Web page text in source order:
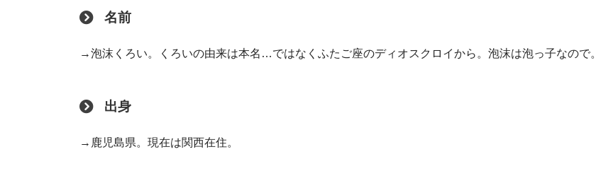
名前
→泡沫くろい。くろいの由来は本名…ではなくふたご座のディオスクロイから。泡沫は泡っ子なので。
出身
→鹿児島県。現在は関西在住。